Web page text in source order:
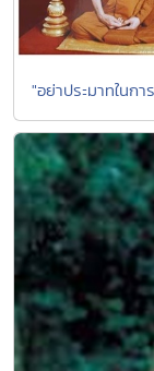
"อย่าประมาทในก